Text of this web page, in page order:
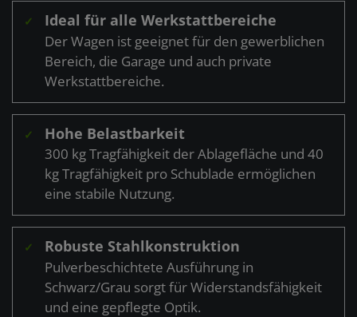
✓ Ideal für alle Werkstattbereiche
Der Wagen ist geeignet für den gewerblichen
Bereich, die Garage und auch private
Werkstattbereiche.
✓ Hohe Belastbarkeit
300 kg Tragfähigkeit der Ablagefläche und 40
kg Tragfähigkeit pro Schublade ermöglichen
eine stabile Nutzung.
✓ Robuste Stahlkonstruktion
Pulverbeschichtete Ausführung in
Schwarz/Grau sorgt für Widerstandsfähigkeit
und eine gepflegte Optik.